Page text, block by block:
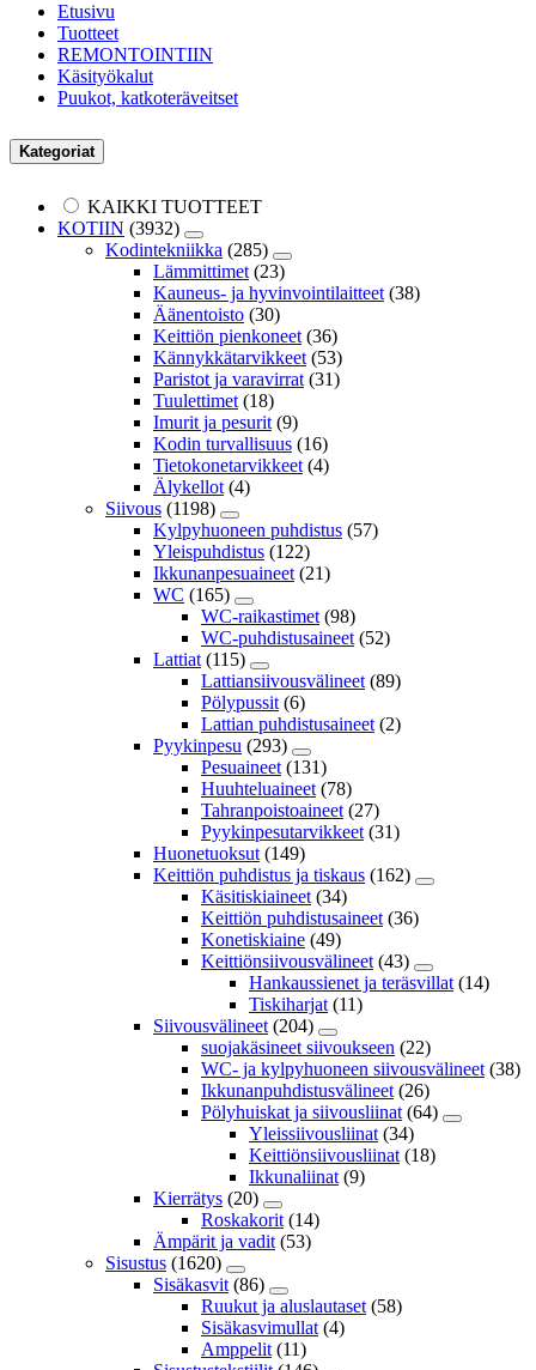
Etusivu
Tuotteet
REMONTOINTIIN
Käsityökalut
Puukot, katkoteräveitset
Kategoriat
KAIKKI TUOTTEET
KOTIIN (3932)
Kodintekniikka (285)
Lämmittimet (23)
Kauneus- ja hyvinvointilaitteet (38)
Äänentoisto (30)
Keittiön pienkoneet (36)
Kännykkätarvikkeet (53)
Paristot ja varavirrat (31)
Tuulettimet (18)
Imurit ja pesurit (9)
Kodin turvallisuus (16)
Tietokonetarvikkeet (4)
Älykellot (4)
Siivous (1198)
Kylpyhuoneen puhdistus (57)
Yleispuhdistus (122)
Ikkunanpesuaineet (21)
WC (165)
WC-raikastimet (98)
WC-puhdistusaineet (52)
Lattiat (115)
Lattiansiivousvälineet (89)
Pölypussit (6)
Lattian puhdistusaineet (2)
Pyykinpesu (293)
Pesuaineet (131)
Huuhteluaineet (78)
Tahranpoistoaineet (27)
Pyykinpesutarvikkeet (31)
Huonetuoksut (149)
Keittiön puhdistus ja tiskaus (162)
Käsitiskiaineet (34)
Keittiön puhdistusaineet (36)
Konetiskiaine (49)
Keittiönsiivousvälineet (43)
Hankaussienet ja teräsvillat (14)
Tiskiharjat (11)
Siivousvälineet (204)
suojakäsineet siivoukseen (22)
WC- ja kylpyhuoneen siivousvälineet (38)
Ikkunanpuhdistusvälineet (26)
Pölyhuiskat ja siivousliinat (64)
Yleissiivousliinat (34)
Keittiönsiivousliinat (18)
Ikkunaliinat (9)
Kierrätys (20)
Roskakorit (14)
Ämpärit ja vadit (53)
Sisustus (1620)
Sisäkasvit (86)
Ruukut ja aluslautaset (58)
Sisäkasvimullat (4)
Amppelit (11)